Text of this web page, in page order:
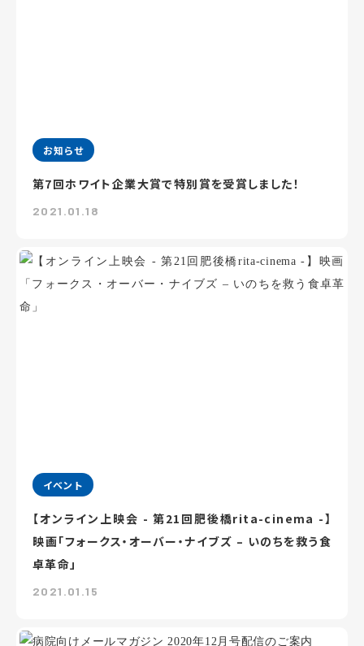
お知らせ
第7回ホワイト企業大賞で特別賞を受賞しました！
2021.01.18
イベント
【オンライン上映会 - 第21回肥後橋rita-cinema -】
映画「フォークス・オーバー・ナイブズ – いのちを救う食
卓革命」
2021.01.15